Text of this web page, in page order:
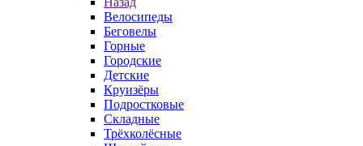
Велосипеды
Беговелы
Горные
Городские
Детские
Круизёры
Подростковые
Складные
Трёхколёсные